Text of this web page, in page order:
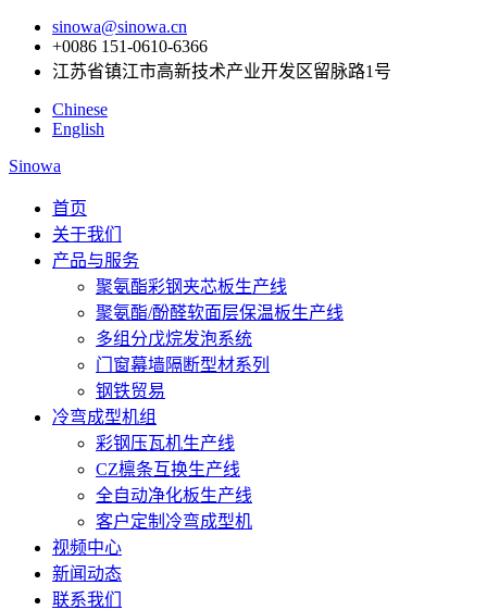
sinowa@sinowa.cn
+0086 151-0610-6366
江苏省镇江市高新技术产业开发区留脉路1号
Chinese
English
Sinowa
首页
关于我们
产品与服务
聚氨酯彩钢夹芯板生产线
聚氨酯/酚醛软面层保温板生产线
多组分戊烷发泡系统
门窗幕墙隔断型材系列
钢铁贸易
冷弯成型机组
彩钢压瓦机生产线
CZ檩条互换生产线
全自动净化板生产线
客户定制冷弯成型机
视频中心
新闻动态
联系我们